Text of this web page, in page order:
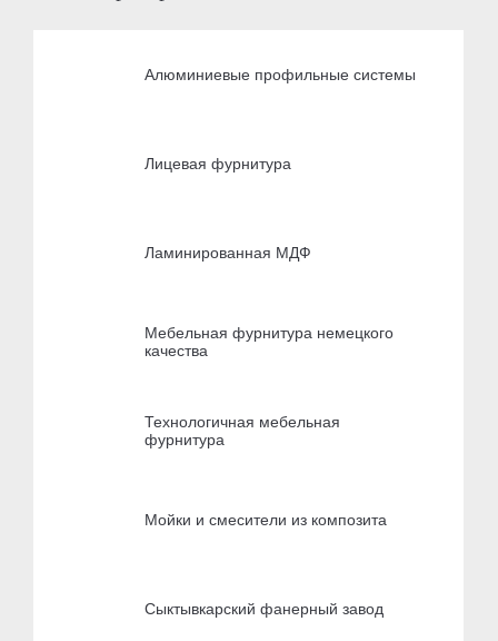
Алюминиевые профильные системы
Лицевая фурнитура
Ламинированная МДФ
Мебельная фурнитура немецкого
качества
Технологичная мебельная
фурнитура
Мойки и смесители из композита
Сыктывкарский фанерный завод